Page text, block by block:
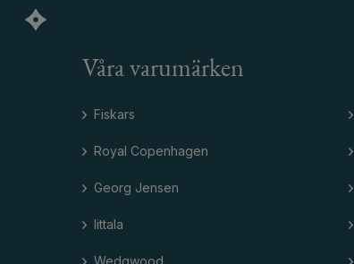
Våra varumärken
Fiskars
Royal Copenhagen
Georg Jensen
Iittala
Wedgwood